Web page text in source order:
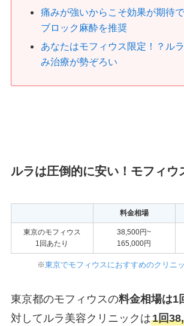
痛みが強いからこそ効果が期待
ブロック麻酔を推奨
あなたはモフィウス限定！？ル
み治療が勢ぞろい
ルラは圧倒的に安い！モフィウ
料金相場
東京のモフィウス
1回あたり
38,500円~
165,000円
※東京でモフィウスにおすすめのクリニ
東京都のモフィウスの料金相場は1
対してルラ美容クリニックは1回